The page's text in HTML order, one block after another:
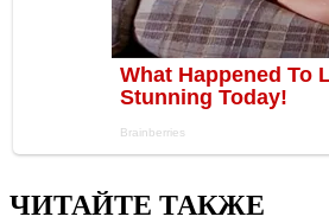
ЧИТАЙТЕ ТАКЖЕ